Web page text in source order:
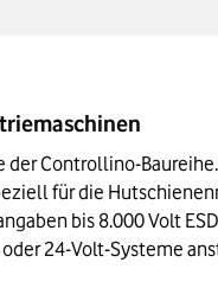
Controllino-
für die
bis 8.000 Volt
24-Volt-Systeme